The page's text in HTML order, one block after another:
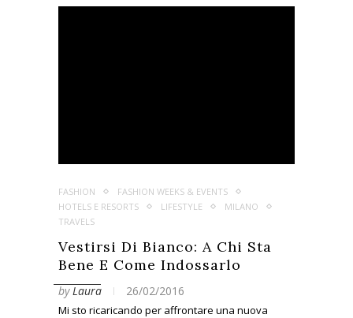
FASHION
FASHION WEEKS & EVENTS
HOTELS E RESORTS
LIFESTYLE
MILANO
TRAVELS
Vestirsi Di Bianco: A Chi Sta
Bene E Come Indossarlo
byLaura 26/02/2016
Mi sto ricaricando per affrontare una nuova